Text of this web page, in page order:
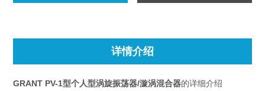
详情介绍
GRANT PV-1型个人型涡旋振荡器/漩涡混合器的详细介绍